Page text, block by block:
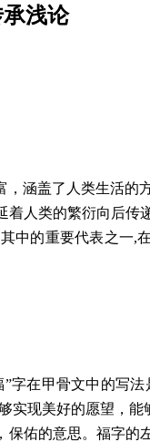
浅论
，涵盖了人类生活的
人类的繁衍向后传
中的重要代表之一,
字在甲骨文中的写法
现美好的愿望，能
保佑的意思。福字的